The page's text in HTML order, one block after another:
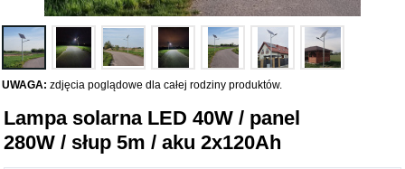
UWAGA: zdjęcia poglądowe dla całej rodziny produktów.
Lampa solarna LED 40W / panel
280W / słup 5m / aku 2x120Ah